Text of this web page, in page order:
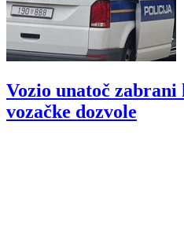
Vozio unatoč
vozačke dozvole